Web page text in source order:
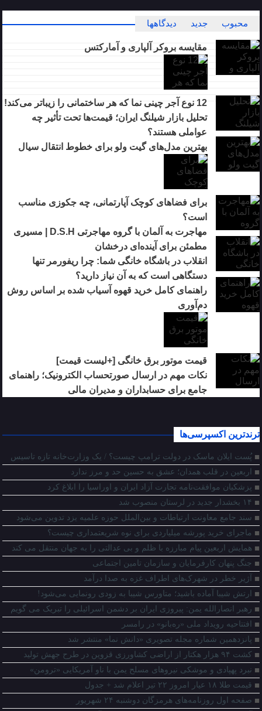
محبوب جدید دیدگاهها
مقایسه بروکر آلپاری و آمارکتس
12 نوع آجر چینی نما که هر ساختمانی را زیباتر می‌کند!
تحلیل بازار شیلنگ ایران؛ قیمت‌ها تحت تأثیر چه
عواملی هستند؟
بهترین مدل‌های گیت ولو برای خطوط انتقال سیال
برای فضاهای کوچک آپارتمانی، چه جکوزی مناسب
است؟
مهاجرت به آلمان با گروه مهاجرتی D.S.H | مسیری
مطمئن برای آینده‌ای درخشان
انقلاب در باشگاه خانگی شما: چرا ریفورمر تنها
دستگاهی است که به آن نیاز دارید؟
راهنمای کامل خرید قهوه آسیاب شده بر اساس روش
دم‌آوری
قیمت موتور برق خانگی [+لیست قیمت]
نکات مهم در ارسال صورتحساب الکترونیک؛ راهنمای
جامع برای حسابداران و مدیران مالی
ترندترین اکسپرسی‌ها
پُست ایلان ماسک در دولت ترامپ چیست؟ / یک وزارت‌خانه تازه‌ تاسیس
اربعین در قلب همدان؛ عشق به حسین حد و مرز ندارد
پزشکیان موافقت‌نامه تجارت آزاد ایران و اوراسیا را ابلاغ کرد
۱۴ بخشدار جدید در لرستان منصوب شد
سند جامع معاونت ارتباطات و بین‌الملل حوزه علمیه یزد تدوین می‌شود
ماجرای خرید پورشه میلیاردی برای نوه شریعتمداری چیست؟
همایش اربعین پیام مبارزه با ظلم و بی عدالتی را به جهان منتقل می کند
جنگ پنهان کارفرمایان و سازمان تامین اجتماعی
آژیر خطر در شهرک‌های اطراف غزه به صدا درآمد
ارتش شیبا آماده باشید؛ متاورس شیبا به زودی رونمایی می‌شود!
رهبر انصارالله یمن: پیروزی ایران بر دشمن اسرائیلی را تبریک می گویم
افتتاحیه رویداد ملی «ره‌بانو» در رامسر
پانزدهمین شماره مجله تصویری «دانش نما» منتشر شد
کشت ۹۴ هزار هکتار از اراضی کشاورزی قزوین در طرح جهش تولید
نبرد پهپادی و موشکی نیروهای مسلح یمن با ناو آمریکایی «ترومن»
قیمت طلا ۱۸ عیار امروز ۲۲ تیر اعلام شد + جدول
صفحه اول روزنامه‌های هرمزگان دوشنبه ۲۴ شهریور